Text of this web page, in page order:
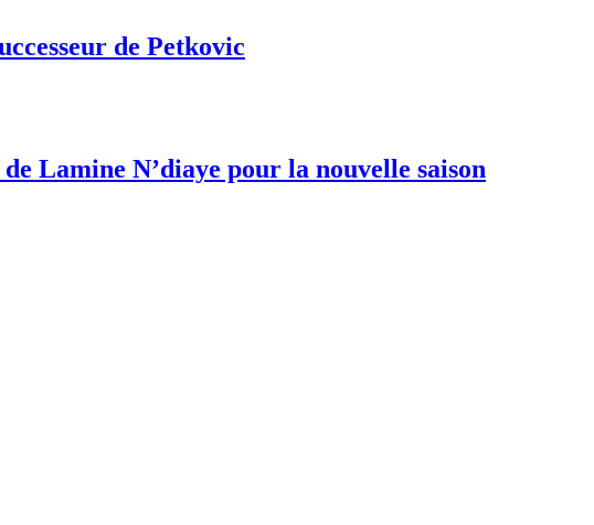
de Petkovic
Lamine N’diaye pour la nouvelle saison